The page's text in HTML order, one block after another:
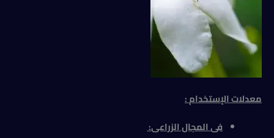
معدلات الإستخدام:
فى المجال الزراعى: